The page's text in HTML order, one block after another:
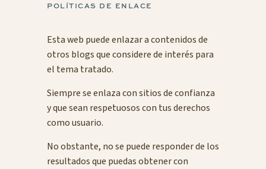
POLÍTICAS DE ENLACE
Esta web puede enlazar a contenidos de
otros blogs que considere de interés para
el tema tratado.
Siempre se enlaza con sitios de confianza
y que sean respetuosos con tus derechos
como usuario.
No obstante, no se puede responder de los
resultados que puedas obtener con